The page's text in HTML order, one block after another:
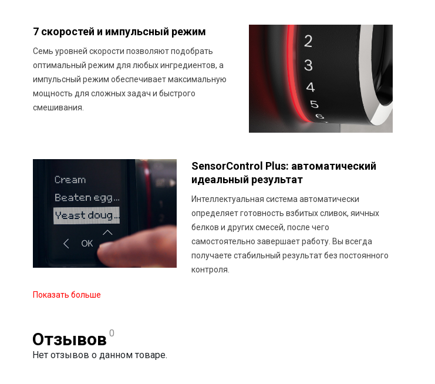
7 скоростей и импульсный режим
Семь уровней скорости позволяют подобрать
оптимальный режим для любых ингредиентов, а
импульсный режим обеспечивает максимальную
мощность для сложных задач и быстрого
смешивания.
SensorControl Plus: автоматический
идеальный результат
Интеллектуальная система автоматически
определяет готовность взбитых сливок, яичных
белков и других смесей, после чего
самостоятельно завершает работу. Вы всегда
получаете стабильный результат без постоянного
контроля.
Показать больше
Отзывов 0
Нет отзывов о данном товаре.